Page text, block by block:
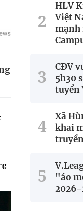
HLV
Việt
mạnh
CĐV
5h30
tuyển
Xã
khai
"áo
2026-